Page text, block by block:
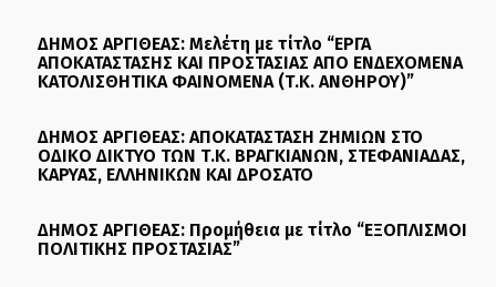
ΔΗΜΟΣ ΑΡΓΙΘΕΑΣ: Μελέτη με τίτλο “ΕΡΓΑ
ΑΠΟΚΑΤΑΣΤΑΣΗΣ ΚΑΙ ΠΡΟΣΤΑΣΙΑΣ ΑΠΟ ΕΝΔΕΧΟΜΕΝΑ
ΚΑΤΟΛΙΣΘΗΤΙΚΑ ΦΑΙΝΟΜΕΝΑ (Τ.Κ. ΑΝΘΗΡΟΥ)”
ΔΗΜΟΣ ΑΡΓΙΘΕΑΣ: ΑΠΟΚΑΤΑΣΤΑΣΗ ΖΗΜΙΩΝ ΣΤΟ
ΟΔΙΚΟ ΔΙΚΤΥΟ ΤΩΝ Τ.Κ. ΒΡΑΓΚΙΑΝΩΝ, ΣΤΕΦΑΝΙΑΔΑΣ,
ΚΑΡΥΑΣ, ΕΛΛΗΝΙΚΩΝ ΚΑΙ ΔΡΟΣΑΤΟ
ΔΗΜΟΣ ΑΡΓΙΘΕΑΣ: Προμήθεια με τίτλο “ΕΞΟΠΛΙΣΜΟΙ
ΠΟΛΙΤΙΚΗΣ ΠΡΟΣΤΑΣΙΑΣ”